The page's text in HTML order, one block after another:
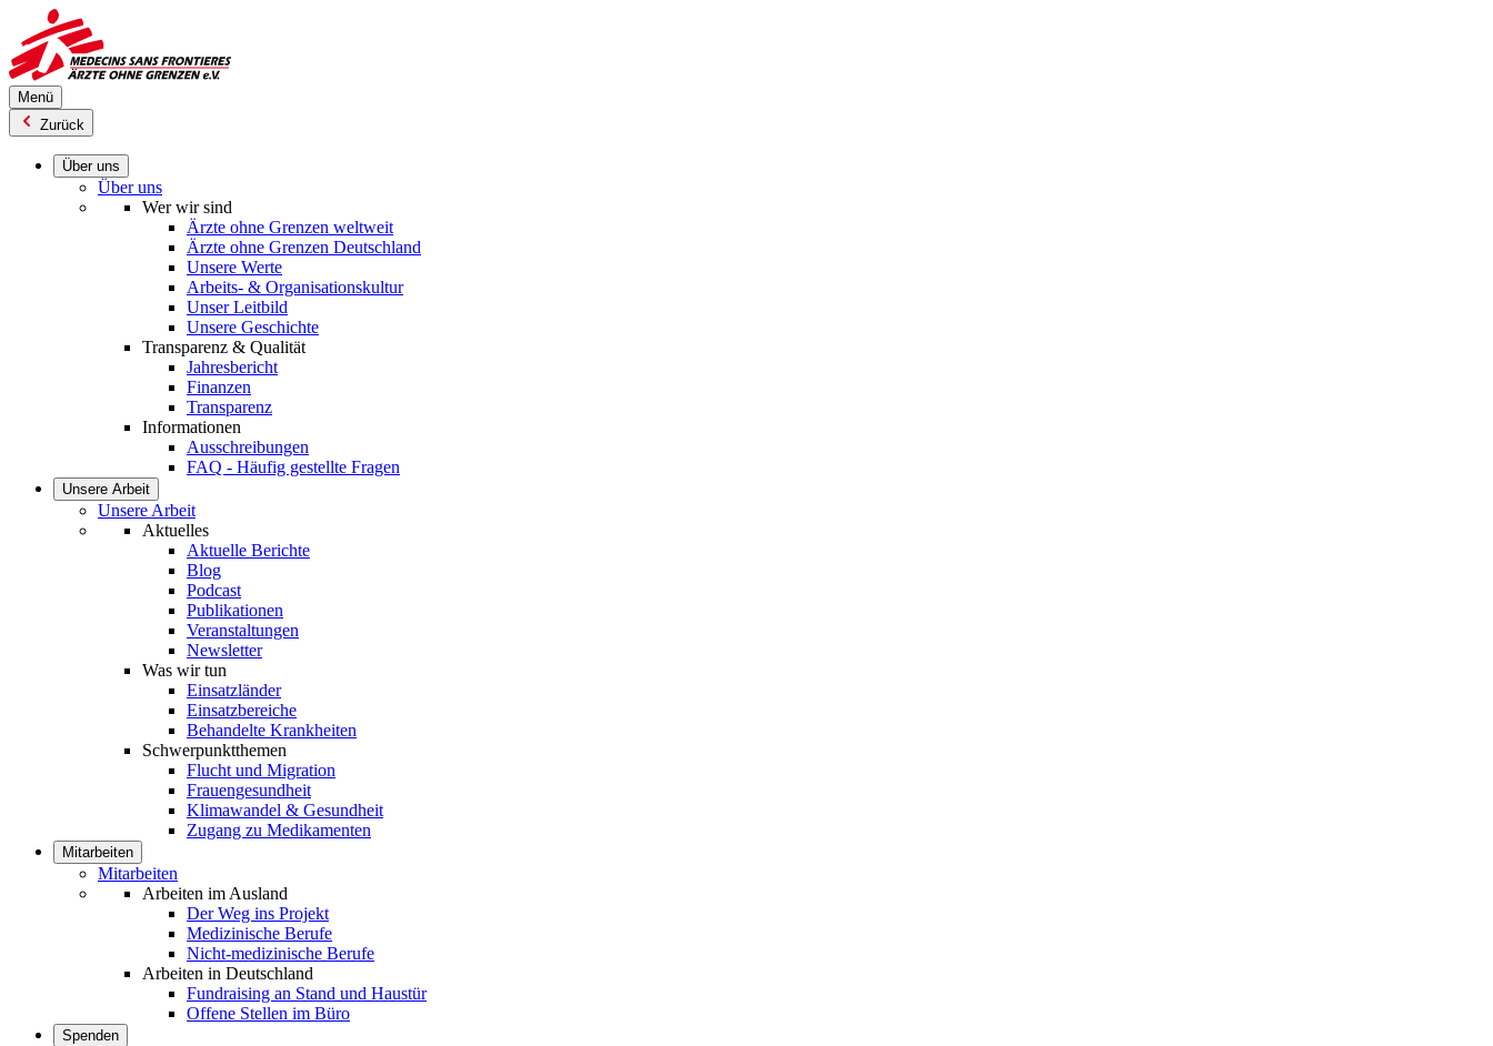
Direkt
zum
Inhalt
Menü
Zurück
Über uns
Über uns
Wer wir sind
Ärzte ohne Grenzen weltweit
Ärzte ohne Grenzen Deutschland
Unsere Werte
Arbeits- & Organisationskultur
Unser Leitbild
Unsere Geschichte
Transparenz & Qualität
Jahresbericht
Finanzen
Transparenz
Informationen
Ausschreibungen
FAQ - Häufig gestellte Fragen
Unsere Arbeit
Unsere Arbeit
Aktuelles
Aktuelle Berichte
Blog
Podcast
Publikationen
Veranstaltungen
Newsletter
Was wir tun
Einsatzländer
Einsatzbereiche
Behandelte Krankheiten
Schwerpunktthemen
Flucht und Migration
Frauengesundheit
Klimawandel & Gesundheit
Zugang zu Medikamenten
Mitarbeiten
Mitarbeiten
Arbeiten im Ausland
Der Weg ins Projekt
Medizinische Berufe
Nicht-medizinische Berufe
Arbeiten in Deutschland
Fundraising an Stand und Haustür
Offene Stellen im Büro
Spenden